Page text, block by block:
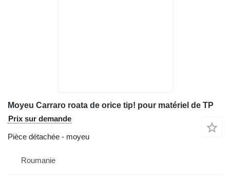
Moyeu Carraro roata de orice tip! pour matériel de TP
Prix sur demande
Pièce détachée - moyeu
Roumanie